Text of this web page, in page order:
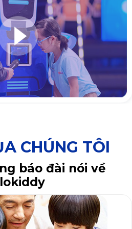
CHÚNG TÔI
báo đài nói về